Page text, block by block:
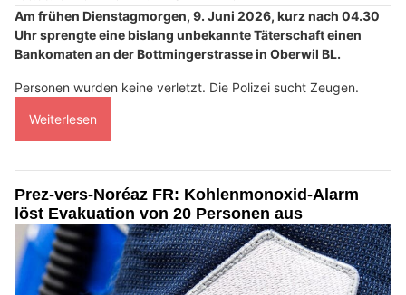
Am frühen Dienstagmorgen, 9. Juni 2026, kurz nach 04.30
Uhr sprengte eine bislang unbekannte Täterschaft einen
Bankomaten an der Bottmingerstrasse in Oberwil BL.
Personen wurden keine verletzt. Die Polizei sucht Zeugen.
Weiterlesen
Prez-vers-Noréaz FR: Kohlenmonoxid-Alarm
löst Evakuation von 20 Personen aus